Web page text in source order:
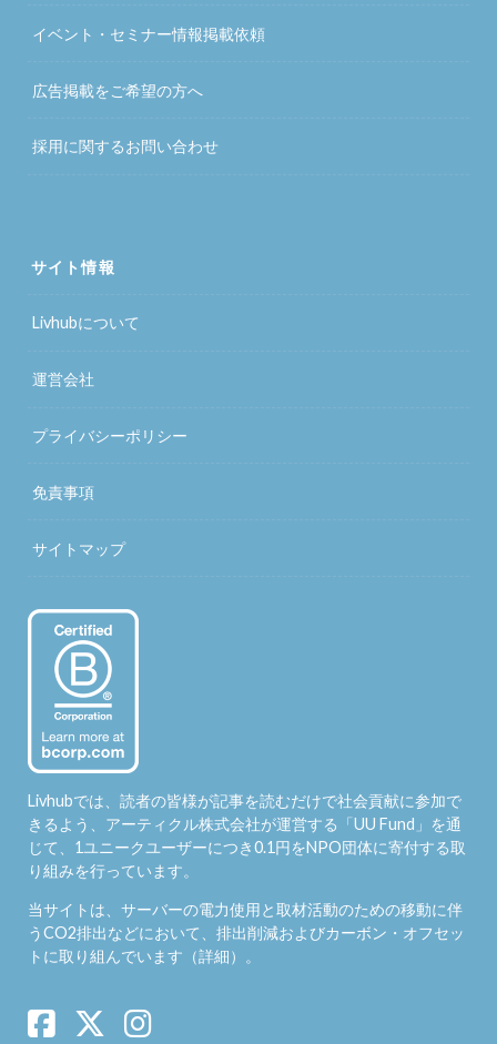
イベント・セミナー情報掲載依頼
広告掲載をご希望の方へ
採用に関するお問い合わせ
サイト情報
Livhubについて
運営会社
プライバシーポリシー
免責事項
サイトマップ
Livhubでは、読者の皆様が記事を読むだけで社会貢献に参加で
きるよう、アーティクル株式会社が運営する「UU Fund 」を通
じて、1ユニークユーザーにつき0.1円をNPO団体に寄付する取
り組みを行っています。
当サイトは、サーバーの電力使用と取材活動のための移動に伴
うCO2排出などにおいて、排出削減およびカーボン・オフセッ
トに取り組んでいます（詳細）。